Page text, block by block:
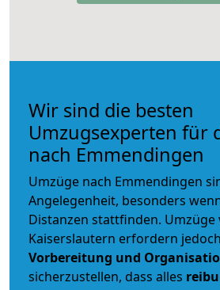
Wir sind die besten
Umzugsexperten für
nach Emmendingen
Umzüge nach Emmendingen
Angelegenheit, besonders
Distanzen stattfinden. Umzüge
Kaiserslautern erfordern
Vorbereitung und
sicherzustellen, dass alles